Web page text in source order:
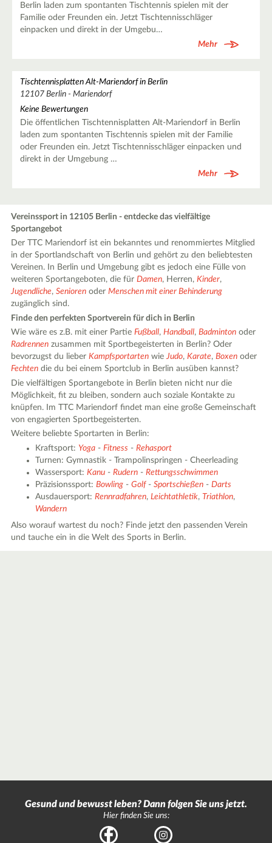
Berlin laden zum spontanten Tischtennis spielen mit der
Familie oder Freunden ein. Jetzt Tischtennisschläger
einpacken und direkt in der Umgebu…
Mehr
Tischtennisplatten Alt-Mariendorf in Berlin
12107 Berlin - Mariendorf
Keine Bewertungen
Die öffentlichen Tischtennisplatten Alt-Mariendorf in Berlin
laden zum spontanten Tischtennis spielen mit der Familie
oder Freunden ein. Jetzt Tischtennisschläger einpacken und
direkt in der Umgebung …
Mehr
Vereinssport in 12105 Berlin - entdecke das vielfältige
Sportangebot
Der TTC Mariendorf ist ein bekanntes und renommiertes Mitglied
in der Sportlandschaft von Berlin und gehört zu den beliebtesten
Vereinen. In Berlin und Umgebung gibt es jedoch eine Fülle von
weiteren Sportangeboten, die fürDamen, Herren,Kinder,
Jugendliche,Senioren oderMenschen mit einer Behinderung
zugänglich sind.
Finde den perfekten Sportverein für dich in Berlin
Wie wäre es z.B. mit einer PartieFußball,Handball,Badminton oder
Radrennen zusammen mit Sportbegeisterten in Berlin? Oder
bevorzugst du lieberKampfsportarten wieJudo,Karate,Boxen oder
Fechten die du bei einem Sportclub in Berlin ausüben kannst?
Die vielfältigen Sportangebote in Berlin bieten nicht nur die
Möglichkeit, fit zu bleiben, sondern auch soziale Kontakte zu
knüpfen. Im TTC Mariendorf findet man eine große Gemeinschaft
von engagierten Sportbegeisterten.
Weitere beliebte Sportarten in Berlin:
Kraftsport: Yoga -Fitness -Rehasport
Turnen: Gymnastik - Trampolinspringen - Cheerleading
Wassersport:Kanu -Rudern -Rettungsschwimmen
Präzisionssport:Bowling -Golf-Sportschießen -Darts
Ausdauersport:Rennradfahren,Leichtathletik,Triathlon,
Wandern
Also worauf wartest du noch? Finde jetzt den passenden Verein
und tauche ein in die Welt des Sports in Berlin.
Gesund und bewusst leben? Dann folgen Sie uns jetzt.
Hier finden Sie uns:
Facebook Instagram